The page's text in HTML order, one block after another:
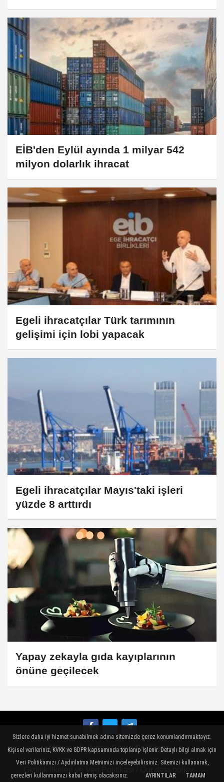
EİB'den Eylül ayında 1 milyar 542
milyon dolarlık ihracat
Egeli ihracatçılar Türk tarımının
gelişimi için lobi yapacak
Egeli ihracatçılar Mayıs'taki işleri
yüzde 8 arttırdı
Yapay zekayla gıda kayıplarının
önüne geçilecek
Künye İletişim Çerez Politikası
Sizlere daha iyi hizmet sunabilmek adına sitemizde çerez konumlandırmaktayız.
Kişisel verileriniz, KVKK ve GDPR kapsamında toplanıp işlenir. Detaylı bilgi almak için
Veri Politikamızı / Aydınlatma Metnimizi inceleyebilirsiniz. Sitemizi kullanarak,
çerezleri kullanmamızı kabul etmiş olacaksınız.
AYRINTILAR TAMAM